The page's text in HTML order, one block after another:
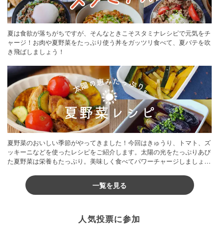
夏は食欲が落ちがちですが、そんなときこそスタミナレシピで元気をチ
ャージ！お肉や夏野菜をたっぷり使う丼をガッツリ食べて、夏バテを吹
き飛ばしましょう！
夏野菜のおいしい季節がやってきました！今回はきゅうり、トマト、ズ
ッキーニなどを使ったレシピをご紹介します。太陽の光をたっぷりあび
た夏野菜は栄養もたっぷり。美味しく食べてパワーチャージしましょう
一覧を見る
人気投票に参加